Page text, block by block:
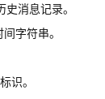
消息记录。
字符串。
识。